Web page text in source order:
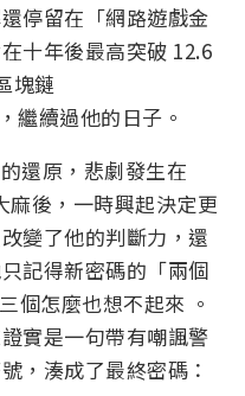
停留在「網路遊戲金
十年後最高突破 12.6
塊鏈
繼續過他的日子。
還原，悲劇發生在
麻後，一時興起決定更
變了他的判斷力，還
記得新密碼的「兩個
個怎麼也想不起來 。
實是一句帶有嘲諷警
，湊成了最終密碼：